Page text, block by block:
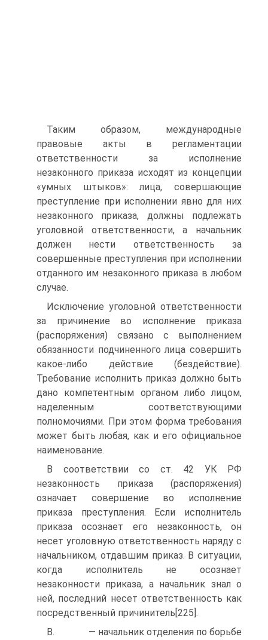
Таким образом, международные
правовые акты в регламентации
ответственности за исполнение
незаконного приказа исходят из концепции
«умных штыков»: лица, совершающие
преступление при исполнении явно для них
незаконного приказа, должны подлежать
уголовной ответственности, а начальник
должен нести ответственность за
совершенные преступления при исполнении
отданного им незаконного приказа в любом
случае.
Исключение уголовной ответственности
за причинение во исполнение приказа
(распоряжения) связано с выполнением
обязанности подчиненного лица совершить
какое-либо действие (бездействие).
Требование исполнить приказ должно быть
дано компетентным органом либо лицом,
наделенным соответствующими
полномочиями. При этом форма требования
может быть любая, как и его официальное
наименование.
В соответствии со ст. 42 УК РФ
незаконность приказа (распоряжения)
означает совершение во исполнение
приказа преступления. Если исполнитель
приказа осознает его незаконность, он
несет уголовную ответственность наряду с
начальником, отдавшим приказ. В ситуации,
когда исполнитель не осознает
незаконности приказа, а начальник знал о
ней, последний несет ответственность как
посредственный причинитель[225].
В. — начальник отделения по борьбе